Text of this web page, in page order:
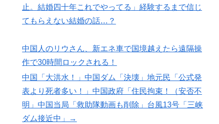
止。結婚四十年これでやってる」経験するまで信じ
てもらえない結婚の話…？
中国人のリウさん、新エネ車で国境越えたら遠隔操
作で30時間ロックされる！
中国「大洪水！」中国ダム「決壊」地元民「公式発
表より死者多い！」中国政府「住民拘束！（安否不
明」中国当局「救助隊動画も削除」台風13号「三峡
ダム接近中」→